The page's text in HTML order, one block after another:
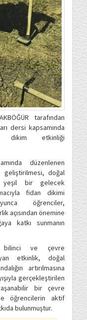
tarafından
dersi kapsamında
dikim etkinliği
düzenlenen
geliştirilmesi, doğal
yeşil bir gelecek
fidan dikimi
öğrenciler,
açısından önemine
katkı sunmanın
bilinci ve çevre
etkinlik, doğal
artırılmasına
gerçekleştirilen
bir çevre
öğrencilerin aktif
bulunmuştur.